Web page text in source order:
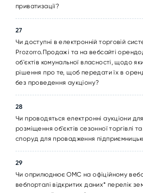
приватизації?
27
Чи доступні в електронній торговій
Prozorro.Продажі та на вебсайті
об'єктів комунальної власності, щодо
рішення про те, щоб передати їх в
без проведення аукціону?
28
Чи проводяться електронні аукціони
розміщення об'єктів сезонної торгівлі
споруд для провадження
29
Чи оприлюднює ОМС на офіційному
вебпорталі відкритих даних* перелік